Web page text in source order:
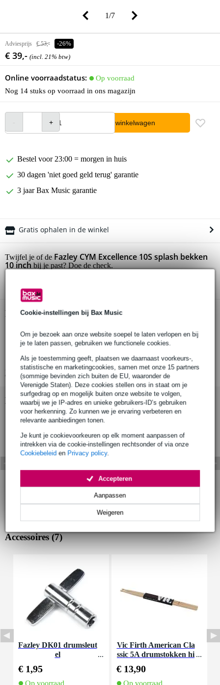
Cookie-instellingen bij Bax Music
Om je bezoek aan onze website soepel te laten verlopen en bij
je te laten passen, gebruiken we functionele cookies.
Als je toestemming geeft, plaatsen we daarnaast voorkeurs-,
statistische en marketingcookies, samen met onze 15 partners
(sommige bevinden zich buiten de EU, waaronder de
Verenigde Staten). Deze cookies stellen ons in staat om je
surfgedrag op en mogelijk buiten onze website te volgen,
waarbij we je IP-adres en unieke gebruikers-ID’s gebruiken
voor herkenning. Zo kunnen we je ervaring verbeteren en
relevante aanbiedingen tonen.
Je kunt je cookievoorkeuren op elk moment aanpassen of
intrekken via de cookie-instellingen rechtsonder of via onze
Cookiebeleid en Privacy policy.
Weigeren
Aanpassen
Accepteren
1/7
Adviesprijs € 53,- -26%
€ 39,- (incl. 21% btw)
Online voorraadstatus:
Op voorraad
Nog 14 stuks op voorraad in ons magazijn
In winkelwagen
Bestel voor 23:00 = morgen in huis
30 dagen 'niet goed geld terug' garantie
3 jaar Bax Music garantie
Gratis ophalen in de winkel
Twijfel je of de Fazley CYM Excellence 10S splash bekken
10 inchbij je past? Doe de check.
Productinformatie
Fazley splashbekken
serie: Excellence
diameter: 10 inch
Bekijk alle productspecificaties
Bekijk ook eens (2)
Accessoires (7)
Fazley DK01 drumsleut
el
€ 1,95
Vic Firth American Cla
ssic 5A drumstokken hi
€ 13,90